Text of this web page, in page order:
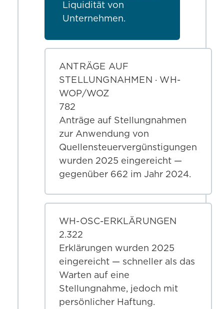
Liquidität von
Unternehmen.
ANTRÄGE AUF
STELLUNGNAHMEN · WH-
WOP/WOZ
782
Anträge auf Stellungnahmen
zur Anwendung von
Quellensteuervergünstigungen
wurden 2025 eingereicht —
gegenüber 662 im Jahr 2024.
WH-OSC-ERKLÄRUNGEN
2.322
Erklärungen wurden 2025
eingereicht — schneller als das
Warten auf eine
Stellungnahme, jedoch mit
persönlicher Haftung.